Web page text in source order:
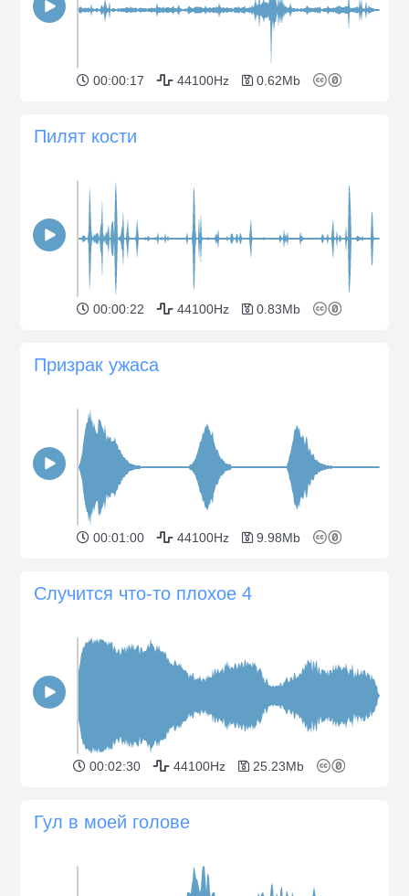
00:00:17 44100Hz 0.62Mb
Пилят кости
00:00:22 44100Hz 0.83Mb
Призрак ужаса
00:01:00 44100Hz 9.98Mb
Случится что-то плохое 4
00:02:30 44100Hz 25.23Mb
Гул в моей голове